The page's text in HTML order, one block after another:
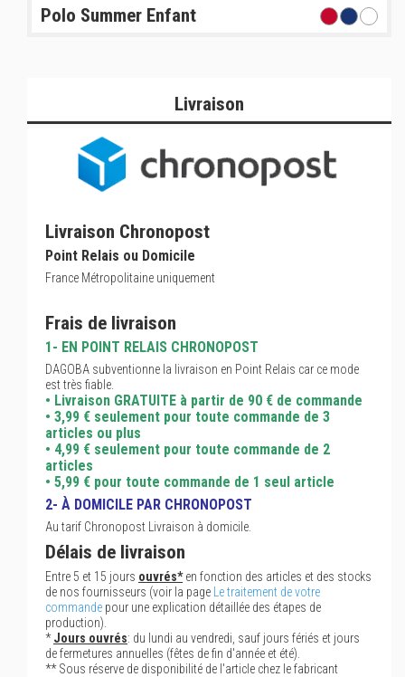
Polo Summer Enfant
Livraison
Livraison Chronopost
Point Relais ou Domicile
France Métropolitaine uniquement
Frais de livraison
1- EN POINT RELAIS CHRONOPOST
DAGOBA subventionne la livraison en Point Relais car ce mode
est très fiable.
• Livraison GRATUITE à partir de 90 € de commande
• 3,99 € seulement pour toute commande de 3
articles ou plus
• 4,99 € seulement pour toute commande de 2
articles
• 5,99 € pour toute commande de 1 seul article
2- À DOMICILE PAR CHRONOPOST
Au tarif Chronopost Livraison à domicile.
Délais de livraison
Entre 5 et 15 jours ouvrés*en fonction des articles et des stocks
de nos fournisseurs (voir la page
Le traitement de votre
commande pour une explication détaillée des étapes de
production).
*Jours ouvrés: du lundi au vendredi, sauf jours fériés et jours
de fermetures annuelles (fêtes de fin d'année et été).
** Sous réserve de disponibilité de l'article chez le fabricant